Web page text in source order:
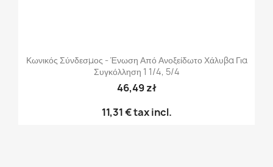
Κωνικός Σύνδεσμος - Ένωση Από Ανοξείδωτο Χάλυβα Για
Συγκόλληση 1 1/4, 5/4
46,49 zł
11,31 €tax incl.